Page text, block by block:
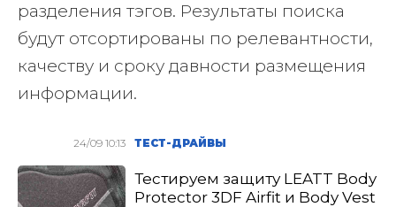
разделения тэгов. Результаты поиска
будут отсортированы по релевантности,
качеству и сроку давности размещения
информации.
24/09 10:13 ТЕСТ-ДРАЙВЫ
Тестируем защиту LEATT Body
Protector 3DF Airfit и Body Vest